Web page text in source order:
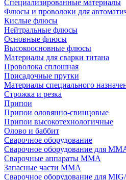
Специализированные материалы
Флюсы и проволоки для
Кислые флюсы
Нейтральные флюсы
Основные флюсы
Высокоосновные флюсы
Материалы для сварки титана
Проволока сплошная
Присадочные прутки
Материалы специального
Строжка и резка
Припои
Припои оловянно-свинцовые
Припои высокотехнологичные
Олово и баббит
Сварочное оборудование
Сварочное оборудование для
Сварочные аппараты MMA
Запасные части MMA
Сварочное оборудование для